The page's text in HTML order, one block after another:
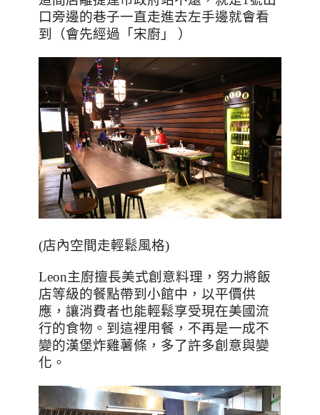
口旁邊的巷子一直走進去左手邊就會看
到（會先經過「宋廚」 ）
(店內空間走輕鬆風格)
Leon主廚擅長美式創意料理，努力將飯
店等級的餐點帶到小館中，以平價供
應，讓消費者也能輕鬆享受現在美國流
行的食物。到這裡用餐，不再是一成不
變的漢堡炸雞薯條，多了許多創意與變
化。